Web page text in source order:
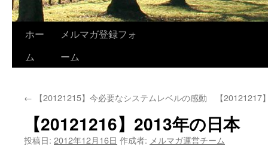
ホー
ム
メルマガ登録フォ
ーム
← 【20121215】今必要なシステムレベルの感動 【
【20121216】2013年の日本
投稿日: 2012年12月16日 作成者: メルマガ運営チーム